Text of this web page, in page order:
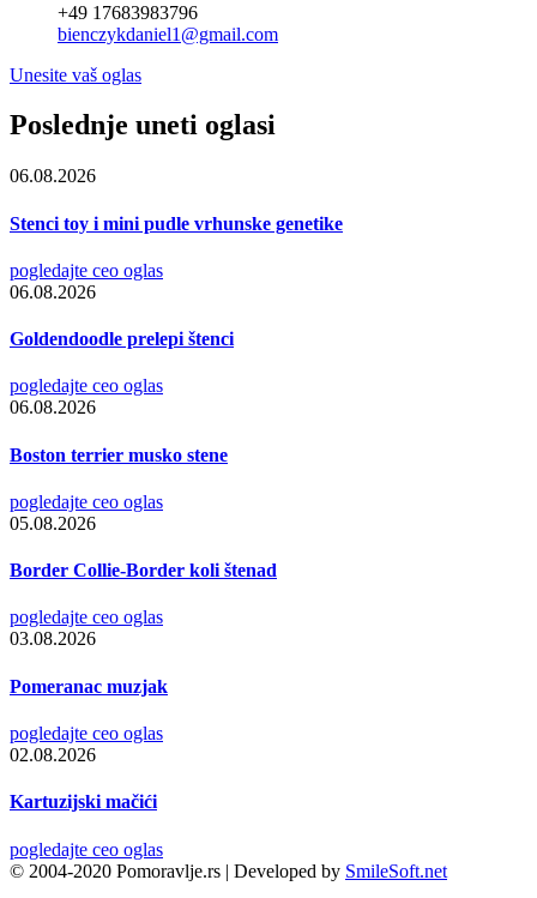
+49 17683983796
bienczykdaniel1@gmail.com
Unesite vaš oglas
Poslednje uneti oglasi
06.08.2026
Stenci toy i mini pudle vrhunske genetike
pogledajte ceo oglas
06.08.2026
Goldendoodle prelepi štenci
pogledajte ceo oglas
06.08.2026
Boston terrier musko stene
pogledajte ceo oglas
05.08.2026
Border Collie-Border koli štenad
pogledajte ceo oglas
03.08.2026
Pomeranac muzjak
pogledajte ceo oglas
02.08.2026
Kartuzijski mačići
pogledajte ceo oglas
© 2004-2020 Pomoravlje.rs | Developed by SmileSoft.net